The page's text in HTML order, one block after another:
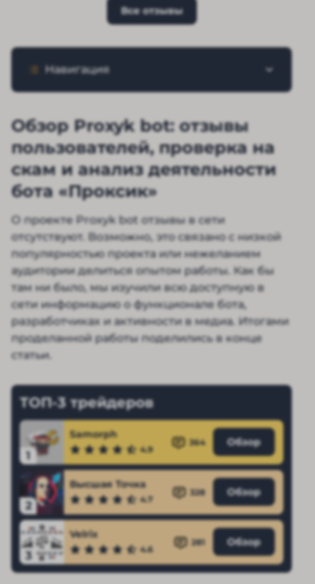
Все отзывы
Навигация
Обзор Proxyk bot: отзывы
пользователей, проверка на
скам и анализ деятельности
бота «Проксик»
О проекте Proxyk bot отзывы в сети
отсутствуют. Возможно, это связано с низкой
популярностью проекта или нежеланием
аудитории делиться опытом работы. Как бы
там ни было, мы изучили всю доступную в
сети информацию о функционале бота,
разработчиках и активности в медиа. Итогами
проделанной работы поделились в конце
статьи.
ТОП-3 трейдеров
1
Samorph
4.9
364 Обзор
2
Высшая Точка
4.7
328 Обзор
3
Velrix
4.6
281 Обзор